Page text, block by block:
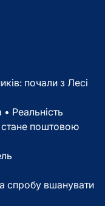
почали з Лесі
Реальність
поштовою
спробу вшанувати